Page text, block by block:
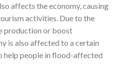
affects the economy, causing
activities. Due to the
production or boost
is also affected to a certain
help people in flood-affected